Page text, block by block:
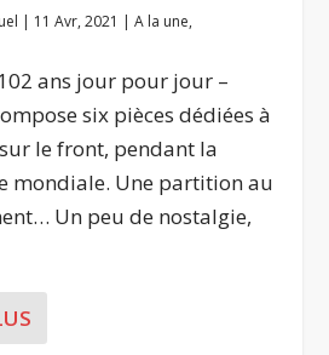
| 11 Avr, 2021 |A la une,
ans jour pour jour –
six pièces dédiées à
le front, pendant la
mondiale. Une partition au
Un peu de nostalgie,